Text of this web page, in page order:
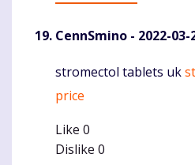
CennSmino - 2022-03-
Komentaras
stromectol tablets uk
price
Like 0
Dislike 0